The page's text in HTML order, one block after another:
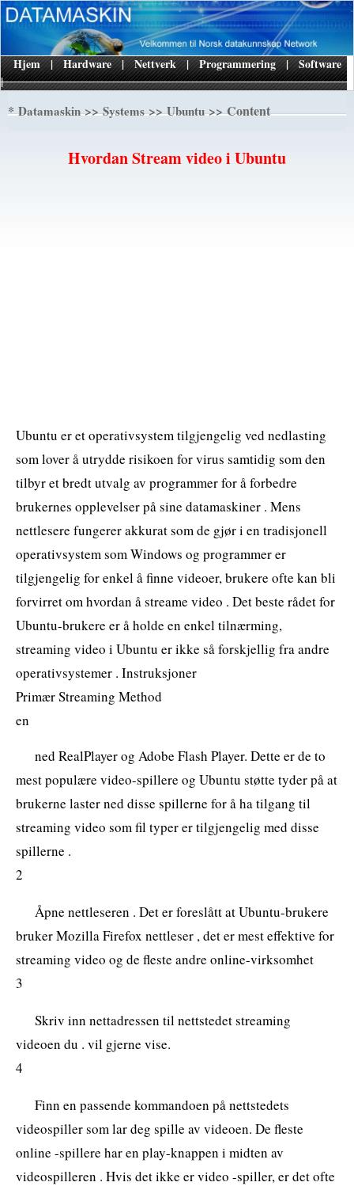
|
Hjem | Hardware | Nettverk | Programmering | Software
*Datamaskin>>Systems>>Ubuntu>> Content
Hvordan Stream video i Ubuntu
Ubuntu er et operativsystem tilgjengelig ved nedlasting
som lover å utrydde risikoen for virus samtidig som den
tilbyr et bredt utvalg av programmer for å forbedre
brukernes opplevelser på sine datamaskiner . Mens
nettlesere fungerer akkurat som de gjør i en tradisjonell
operativsystem som Windows og programmer er
tilgjengelig for enkel å finne videoer, brukere ofte kan bli
forvirret om hvordan å streame video . Det beste rådet for
Ubuntu-brukere er å holde en enkel tilnærming,
streaming video i Ubuntu er ikke så forskjellig fra andre
operativsystemer . Instruksjoner
Primær Streaming Method
en
ned RealPlayer og Adobe Flash Player. Dette er de to
mest populære video-spillere og Ubuntu støtte tyder på at
brukerne laster ned disse spillerne for å ha tilgang til
streaming video som fil typer er tilgjengelig med disse
spillerne .
2
Åpne nettleseren . Det er foreslått at Ubuntu-brukere
bruker Mozilla Firefox nettleser , det er mest effektive for
streaming video og de fleste andre online-virksomhet
3
Skriv inn nettadressen til nettstedet streaming
videoen du . vil gjerne vise.
4
Finn en passende kommandoen på nettstedets
videospiller som lar deg spille av videoen. De fleste
online -spillere har en play-knappen i midten av
videospilleren . Hvis det ikke er video -spiller, er det ofte